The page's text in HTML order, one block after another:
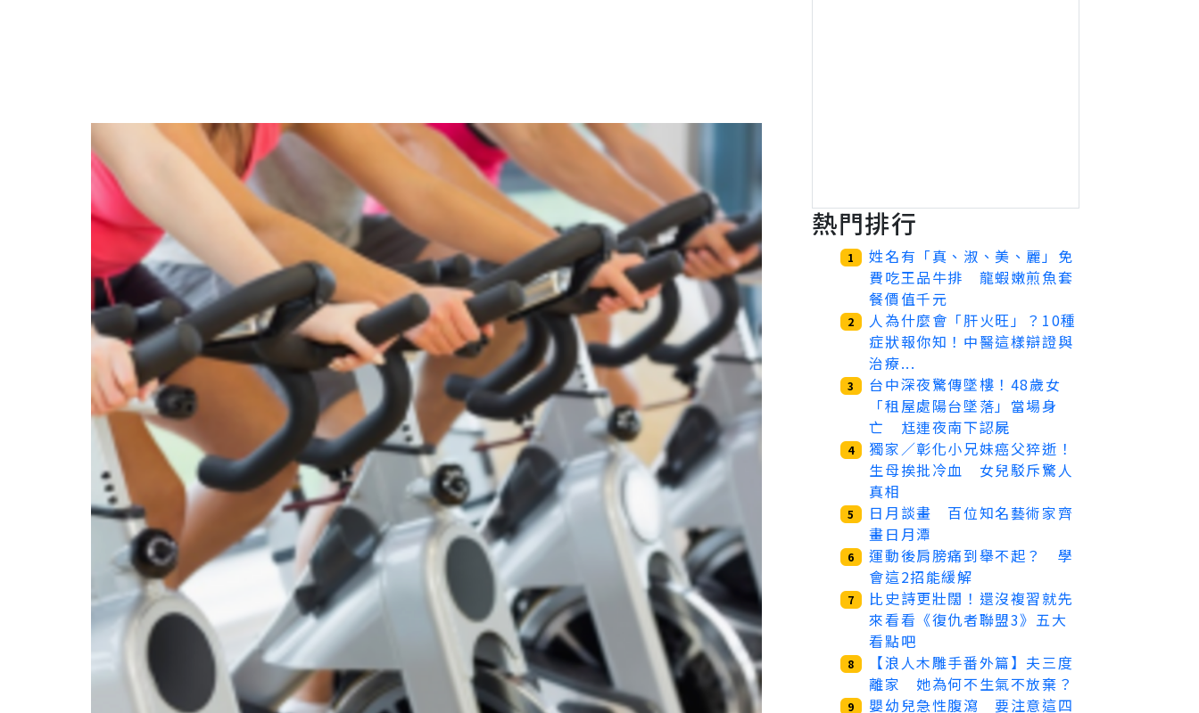
熱門排行
1
姓名有「真、淑、美、麗」免
費吃王品牛排 龍蝦嫩煎魚套
餐價值千元
2
人為什麼會「肝火旺」？10種
症狀報你知！中醫這樣辯證與
治療...
3
台中深夜驚傳墜樓！48歲女
「租屋處陽台墜落」當場身
亡 尪連夜南下認屍
4
獨家／彰化小兄妹癌父猝逝！
生母挨批冷血 女兒駁斥驚人
真相
5
日月談畫 百位知名藝術家齊
畫日月潭
6
運動後肩膀痛到舉不起？ 學
會這2招能緩解
7
比史詩更壯闊！還沒複習就先
來看看《復仇者聯盟3》五大
看點吧
8
【浪人木雕手番外篇】夫三度
離家 她為何不生氣不放棄？
9
嬰幼兒急性腹瀉 要注意這四